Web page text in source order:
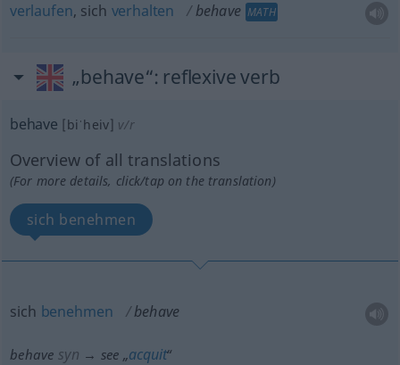
verlaufen, sich verhalten behave MATH
„behave“: reflexive verb
behave [biˈheiv] v/r
Overview of all translations
(For more details, click/tap on the translation)
sich benehmen
sich benehmen behave
behave syn → see „acquit“